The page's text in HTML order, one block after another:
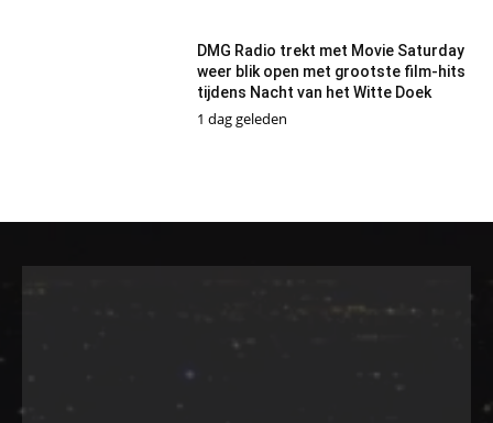
DMG Radio trekt met Movie Saturday
weer blik open met grootste film-hits
tijdens Nacht van het Witte Doek
1 dag geleden